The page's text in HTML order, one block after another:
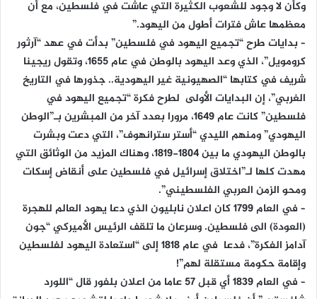
وكأن لا وجود للشعوب الكثيرة التي عاشت في فلسطين، مع أن
معظمها عاش فترات أطول من اليهود.”
– بدايات طرح “تجميع اليهود في فلسطين” بدأت في عهد “آرثور
كرومويل”، الذي وعد اليهود بالوطن في عام 1655، وتقول ريجينا
شريف في كتابها “الصهيونية غير اليهودية.. جذورها في التاريخ
الغربي”، إن البدايات الأولى لطرح فكرة “تجميع اليهود في
فلسطين” كانت عام 1649، مرورا بعدد آخر من المبشرين بـ”الوطن
اليهودي” ومنهم الليدي “أستر سترانهوف”، التي دعت وبشرت
بالوطن اليهودي ما بين 1804-1819، وهناك المزيد من الوثائق التي
مهدت كلها لـ”اختلاق إسرائيل في فلسطين على أنقاض إسكات
ومحو الزمن العربي الفلسطيني”.
– في العام 1799 كان اعلان نابليون الذي دعا يهود العالم للهجرة
(العودة) الى فلسطين. وسرعان ما تلقف الرئيس الأميركي “جون
آدامز الفكرة”، فدعا في عام 1818 إلى “استعادة اليهود لفلسطين
وإقامة حكومة مستقلة لهم”!
– في العام 1839 أي قبل 57 عاما من اعلان بلفور قال “اللورد